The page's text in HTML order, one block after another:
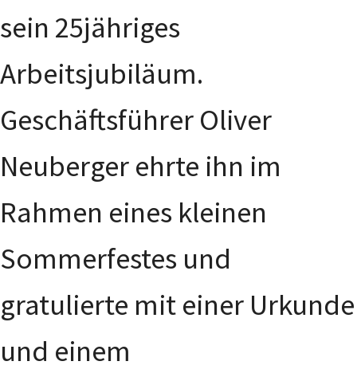
sein 25jähriges
Arbeitsjubiläum.
Geschäftsführer Oliver
Neuberger ehrte ihn im
Rahmen eines kleinen
Sommerfestes und
gratulierte mit einer Urkunde
und einem